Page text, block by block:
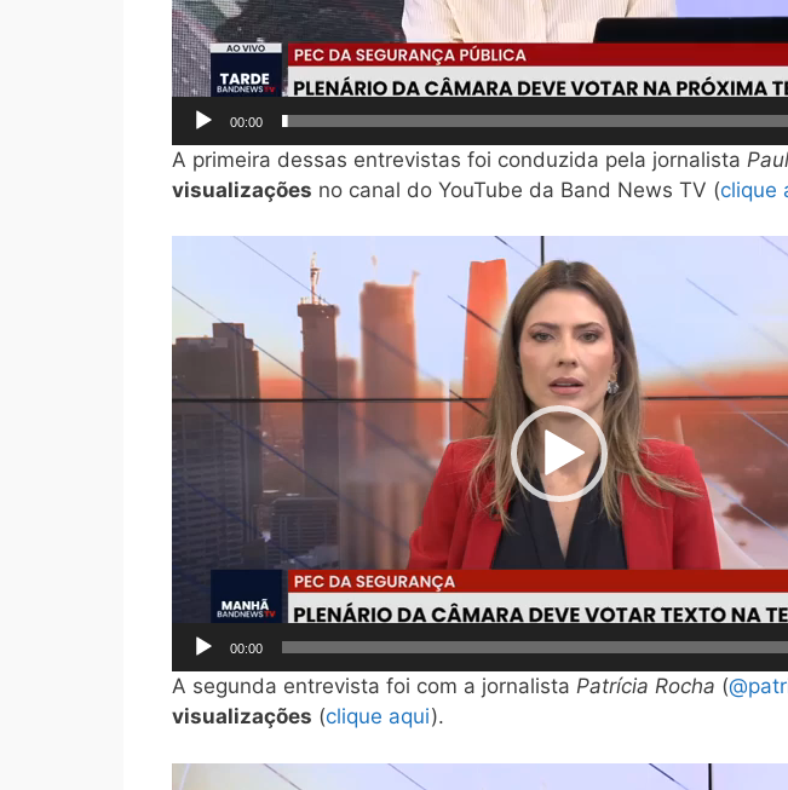
00:00
A primeira dessas entrevistas foi conduzida pela jornalista
visualizações no canal do YouTube da Band News TV (clique
Tocador
vídeo
00:00
A segunda entrevista foi com a jornalista Patrícia Rocha (
visualizações (clique aqui).
Tocador